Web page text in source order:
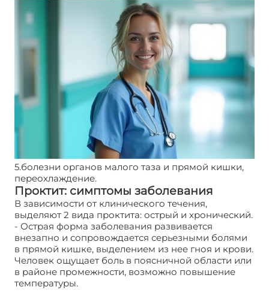
5.болезни органов малого таза и прямой кишки,
переохлаждение.
Проктит: симптомы заболевания
В зависимости от клинического течения,
выделяют 2 вида проктита: острый и хронический.
- Острая форма заболевания развивается
внезапно и сопровождается серьезными болями
в прямой кишке, выделением из нее гноя и крови.
Человек ощущает боль в поясничной области или
в районе промежности, возможно повышение
температуры.